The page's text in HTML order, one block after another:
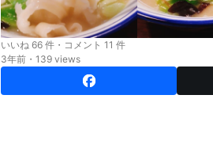
いいね 66 件・コメント 11 件
3年前・139 views